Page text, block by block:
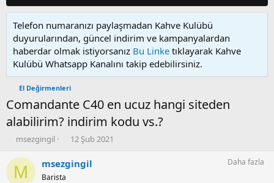
Telefon numaranızı paylaşmadan Kahve Kulübü
duyurularından, güncel indirim ve kampanyalardan
haberdar olmak istiyorsanız Bu Linke tıklayarak Kahve
Kulübü Whatsapp Kanalını takip edebilirsiniz.
El Değirmenleri
Comandante C40 en ucuz hangi siteden
alabilirim? indirim kodu vs.?
K
n
u
msezgingil
B
ş
l
12 Şub 2021
M msezgingil
Barista
Daha fazla